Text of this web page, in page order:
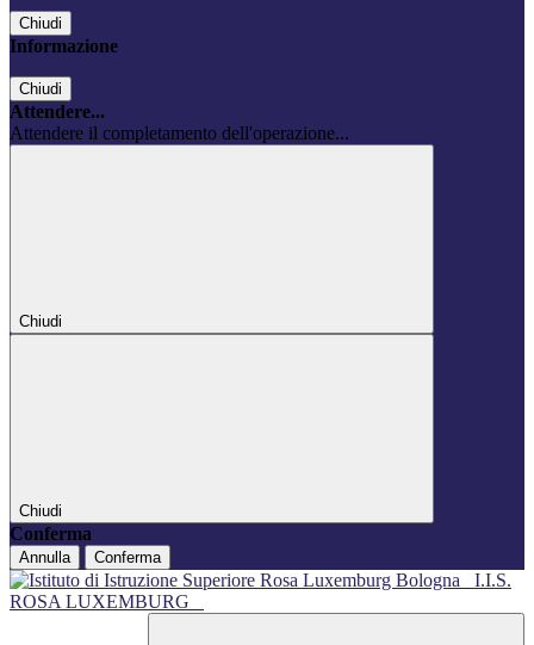
Chiudi
Informazione
Chiudi
Attendere...
Attendere il completamento dell'operazione...
Chiudi
Chiudi
Conferma
Annulla Conferma
I.I.S.
ROSA LUXEMBURG